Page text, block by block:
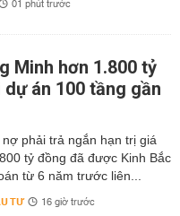
01 phút trước
Minh hơn 1.800 tỷ
án 100 tầng gần
tỷ đồng đã được Kinh Bắc
từ 6 năm trước liên...
TƯ 16 giờ trước